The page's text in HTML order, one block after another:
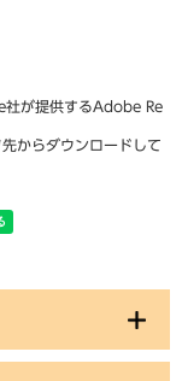
社が提供するAdobe Re
からダウンロードして